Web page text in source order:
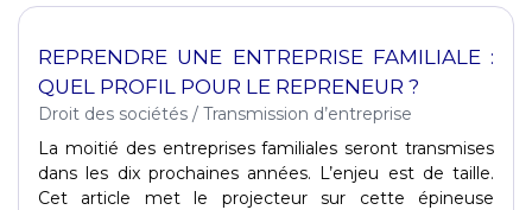
REPRENDRE UNE ENTREPRISE FAMILIALE :
QUEL PROFIL POUR LE REPRENEUR ?
Droit des sociétés / Transmission d’entreprise
La moitié des entreprises familiales seront transmises
dans les dix prochaines années. L’enjeu est de taille.
Cet article met le projecteur sur cette épineuse